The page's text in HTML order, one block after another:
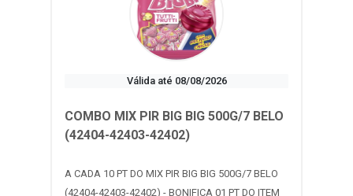
Válida até 08/08/2026
COMBO MIX PIR BIG BIG 500G/7 BELO
(42404-42403-42402)
A CADA 10 PT DO MIX PIR BIG BIG 500G/7 BELO
(42404-42403-42402) - BONIFICA 01 PT DO ITEM